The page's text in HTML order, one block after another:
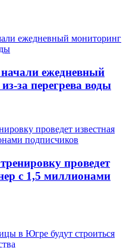
ежедневный
за перегрева воды
проведет
с 1,5 миллионами